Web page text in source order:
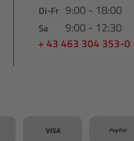
Di-Fr 9:00 - 18:00
Sa 9:00 - 12:30
+ 43 463 304 353-0